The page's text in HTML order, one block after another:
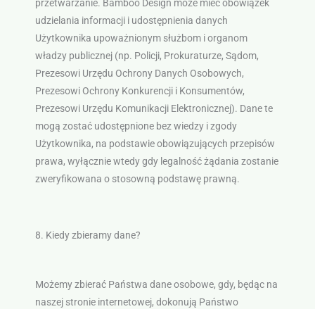
przetwarzanie. Bamboo Design może mieć obowiązek
udzielania informacji i udostępnienia danych
Użytkownika upoważnionym służbom i organom
władzy publicznej (np. Policji, Prokuraturze, Sądom,
Prezesowi Urzędu Ochrony Danych Osobowych,
Prezesowi Ochrony Konkurencji i Konsumentów,
Prezesowi Urzędu Komunikacji Elektronicznej). Dane te
mogą zostać udostępnione bez wiedzy i zgody
Użytkownika, na podstawie obowiązujących przepisów
prawa, wyłącznie wtedy gdy legalność żądania zostanie
zweryfikowana o stosowną podstawę prawną.
8. Kiedy zbieramy dane?
Możemy zbierać Państwa dane osobowe, gdy, będąc na
naszej stronie internetowej, dokonują Państwo